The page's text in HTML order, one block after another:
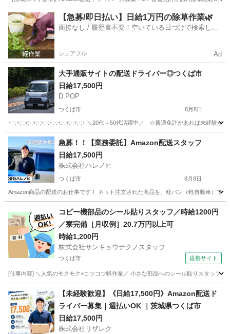
茨城 つくば市 ドライバー Amazon
【急募/即日払い】日給1万円の除草作業🌿
面接なし / 履歴書不要！空いている日づけで検索して
シェアフル Ad
大手通販サイトの配送ドライバー◎つくば市
日給17,500円
D.POP
つくば市 8月8日
+:-:+:-:+:-:+:-:+:-:+:-:+:-:+:-:+:-:+ ＼20代～50代活躍中／ ☆普通免許があれば未経験
茨城 つくば市 ドライバー 置き配
急募！！【業務委託】Amazon配送スタッフ
日給17,500円
株式会社ハレノヒ
つくば市 8月8日
Amazon商品の配送のお仕事です！ ネット注文された商品を、軽バン（軽自動車）で
配送 スタッフ
コピー機部品のシール貼りスタッフ／時給1200円
／寮完備［月収例］20.7万円以上可
時給1,200円
株式会社サンキョウテクノスタッフ
つくば市 提携サイト
[仕事内容] ＼人気のモクモク×コツコツ軽作業／ 小さな部品へのシール貼りス
その他
【未経験歓迎】《日給17,500円》Amazon配送ド
ライバー募集｜週払いOK ｜茨城県つくば市
日給17,500円
株式会社リザレク